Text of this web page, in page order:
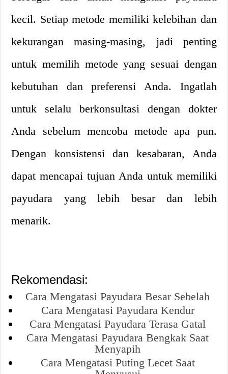
kecil. Setiap metode memiliki kelebihan dan
kekurangan masing-masing, jadi penting
untuk memilih metode yang sesuai dengan
kebutuhan dan preferensi Anda. Ingatlah
untuk selalu berkonsultasi dengan dokter
Anda sebelum mencoba metode apa pun.
Dengan konsistensi dan kesabaran, Anda
dapat mencapai tujuan Anda untuk memiliki
payudara yang lebih besar dan lebih
menarik.
Rekomendasi:
Cara Mengatasi Payudara Besar Sebelah
Cara Mengatasi Payudara Kendur
Cara Mengatasi Payudara Terasa Gatal
Cara Mengatasi Payudara Bengkak Saat
Menyapih
Cara Mengatasi Puting Lecet Saat